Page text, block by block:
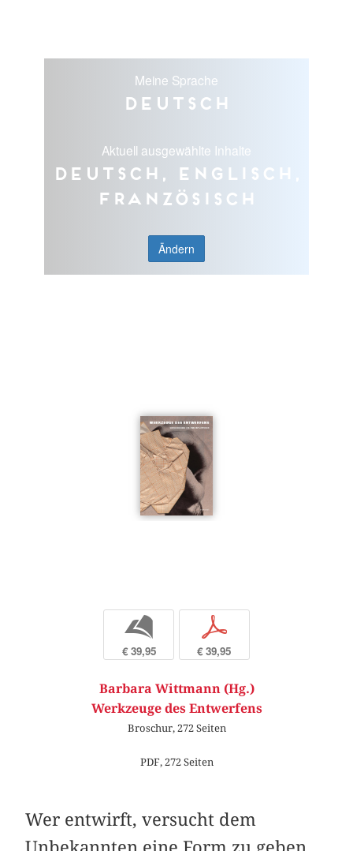
Meine Sprache
Deutsch
Aktuell ausgewählte Inhalte
Deutsch, Englisch,
Französisch
Ändern
b
€ 39,95
p
€ 39,95
Barbara Wittmann (Hg.)
Werkzeuge des Entwerfens
Broschur, 272 Seiten
PDF, 272 Seiten
Wer entwirft, versucht dem